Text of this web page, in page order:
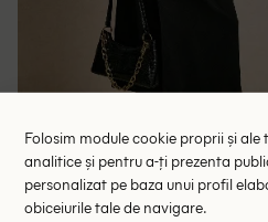
Rochie medie Poeselle,
Folosim module cookie proprii și
analitice și pentru a-ți prezenta
personalizat pe baza unui profil
obiceiurile tale de navigare.